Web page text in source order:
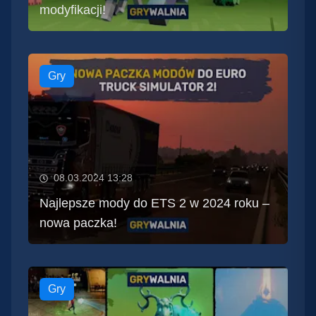
modyfikacji!
Gry
08.03.2024 13:28
Najlepsze mody do ETS 2 w 2024 roku –
nowa paczka!
Gry